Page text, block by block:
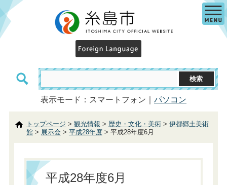
表示モード：スマートフォン｜ パソコン
トップページ > 観光情報 > 歴史・文化・美術> 伊都郷土美術
館> 展示会 > 平成28年度> 平成28年度6月
平成28年度6月